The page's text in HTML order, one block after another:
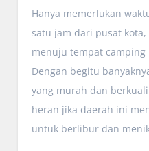
Hanya memerlukan
satu jam dari pusat
menuju tempat
Dengan begitu
yang murah dan
heran jika daerah ini
untuk berlibur dan